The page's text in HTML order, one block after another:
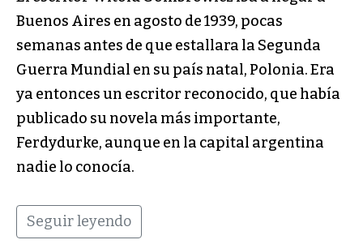
Buenos Aires en agosto de 1939, pocas
semanas antes de que estallara la Segunda
Guerra Mundial en su país natal, Polonia. Era
ya entonces un escritor reconocido, que había
publicado su novela más importante,
Ferdydurke, aunque en la capital argentina
nadie lo conocía.
Seguir leyendo